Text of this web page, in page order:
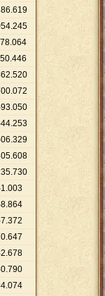
.619
.245
.064
.446
.520
.072
.050
.253
.329
.608
.730
.003
.864
.372
.647
.678
.790
.074